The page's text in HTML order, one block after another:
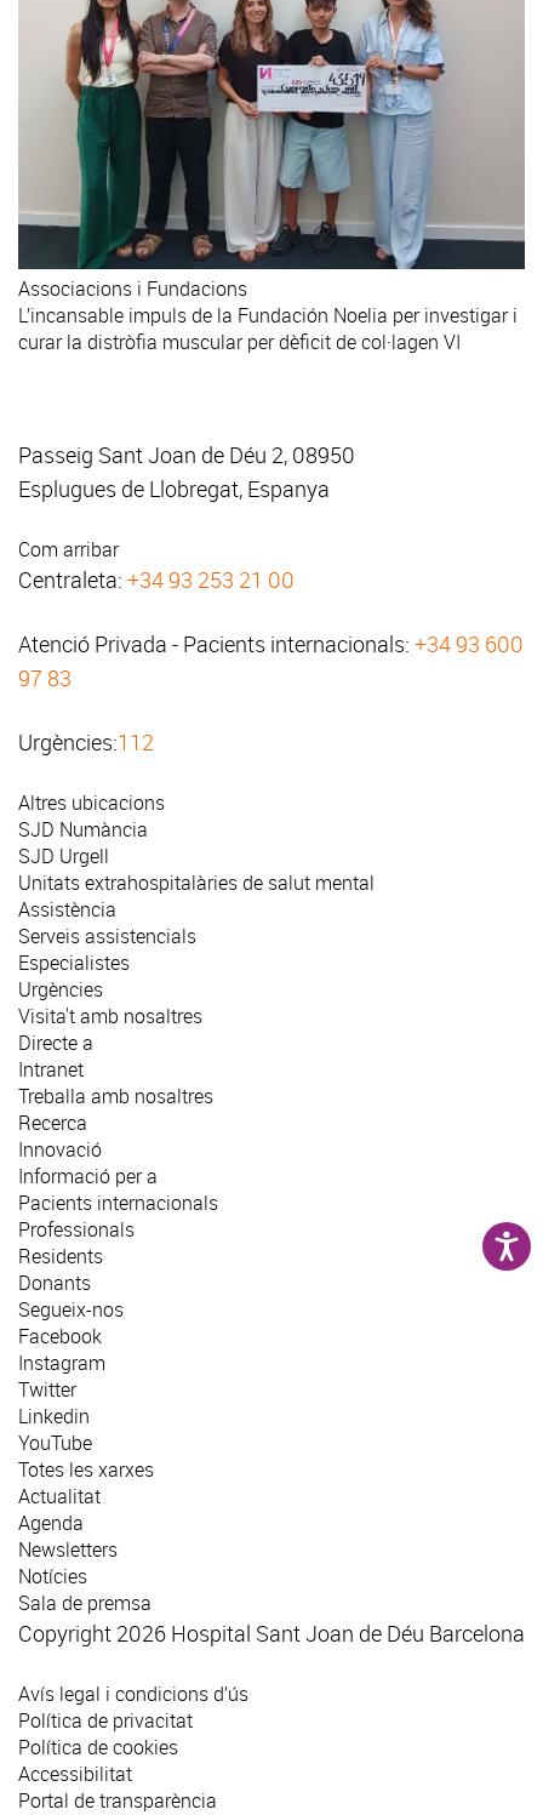
Associacions i Fundacions
L’incansable impuls de la Fundación Noelia per investigar i
curar la distròfia muscular per dèficit de col·lagen VI
Passeig Sant Joan de Déu 2, 08950
Esplugues de Llobregat, Espanya
Com arribar
Centraleta: +34 93 253 21 00
Atenció Privada - Pacients internacionals: +34 93 600
97 83
Urgències:112
Altres ubicacions
SJD Numància
SJD Urgell
Unitats extrahospitalàries de salut mental
Assistència
Serveis assistencials
Especialistes
Urgències
Visita't amb nosaltres
Directe a
Intranet
Treballa amb nosaltres
Recerca
Innovació
Informació per a
Pacients internacionals
Professionals
Residents
Donants
Segueix-nos
Facebook
Instagram
Twitter
Linkedin
YouTube
Totes les xarxes
Actualitat
Agenda
Newsletters
Notícies
Sala de premsa
Copyright 2026 Hospital Sant Joan de Déu Barcelona
Avís legal i condicions d’ús
Política de privacitat
Política de cookies
Accessibilitat
Portal de transparència